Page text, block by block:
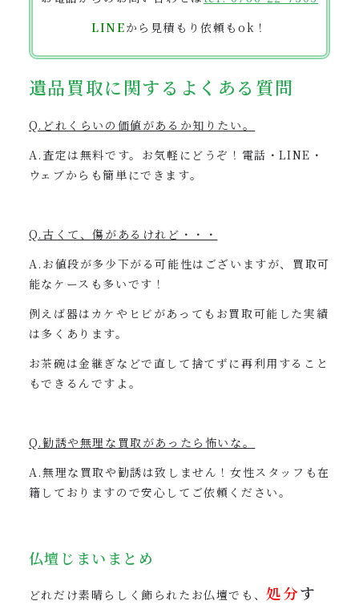
LINEから見積もり依頼もok！
遺品買取に関するよくある質問
Q.どれくらいの価値があるか知りたい。
A.査定は無料です。お気軽にどうぞ！電話・LINE・
ウェブからも簡単にできます。
Q.古くて、傷があるけれど・・・
A.お値段が多少下がる可能性はございますが、買取可
能なケースも多いです！
例えば器はカケやヒビがあってもお買取可能した実績
は多くあります。
お茶碗は金継ぎなどで直して捨てずに再利用すること
もできるんですよ。
Q.勧誘や無理な買取があったら怖いな。
A.無理な買取や勧誘は致しません！女性スタッフも在
籍しておりますので安心してご依頼ください。
仏壇じまいまとめ
どれだけ素晴らしく飾られたお仏壇でも、処分す